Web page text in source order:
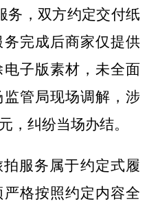
务，双方约定交付纸
完成后商家仅提供
子版素材，未全面
管局现场调解，涉
元，纠纷当场办结。
拍服务属于约定式履
格按照约定内容全